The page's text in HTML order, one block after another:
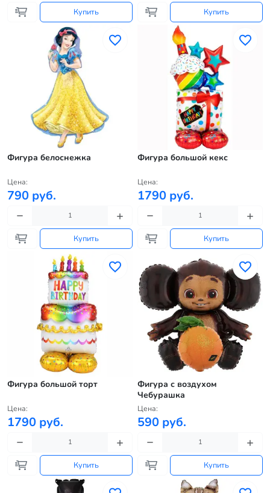
Купить Купить
Фигура белоснежка
Цена:
790 руб.
Купить
Фигура большой кекс
Цена:
1790 руб.
Купить
Фигура большой торт
Цена:
1790 руб.
Купить
Фигура с воздухом
Чебурашка
Цена:
590 руб.
Купить